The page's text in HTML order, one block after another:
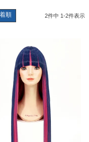
順 2件中 1-2件表示